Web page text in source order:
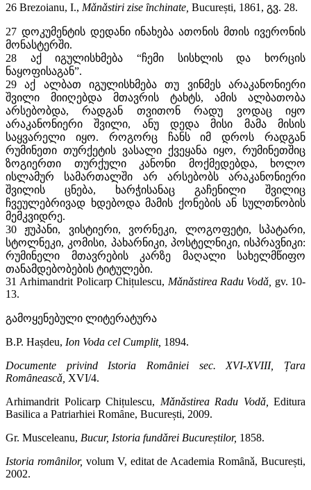
26 Brezoianu, I., Mǎnǎstiri zise ȋnchinate, București, 1861, გვ. 28.
27 დოკუმენტის დედანი ინახება ათონის მთის ივერონის
მონასტერში.
28 აქ იგულისხმება “ჩემი სისხლის და ხორცის
ნაყოფისაგან”.
29 აქ ალბათ იგულისხმება თუ ვინმეს არაკანონიერი
შვილი მიიღებდა მთავრის ტახტს, ამის ალბათობა
არსებობდა, რადგან თვითონ რადუ ვოდაც იყო
არაკანონიერი შვილი, ანუ დედა მისი მამა მისის
საყვარელი იყო. როგორც ჩანს იმ დროს რადგან
რუმინეთი თურქეტის ვასალი ქვეყანა იყო, რუმინეთშიც
ზოგიერთი თურქული კანონი მოქმედებდა, ხოლო
ისლამურ სამართალში არ არსებობს არაკანონიერი
შვილის ცნება, ხარჭისანაც გაჩენილი შვილიც
ჩვეულებრივად ხდებოდა მამის ქონების ან სულთნობის
მემკვიდრე.
30 ჟუპანი, ვისტიერი, ვორნეკი, ლოგოფეტი, სპატარი,
სტოლნეკი, კომისი, პახარნიკი, პოსტელნიკი, ისპრავნიკი:
რუმინელი მთავრების კარზე მაღალი სახელმწიფო
თანამდებობების ტიტულები.
31 Arhimandrit Policarp Chițulescu, Mǎnǎstirea Radu Vodǎ, gv. 10-
13.
გამოყენებული ლიტერატურა
B.P. Hașdeu, Ion Voda cel Cumplit, 1894.
Documente privind Istoria Romȃniei sec. XVI-XVIII, Țara
Romȃneascǎ, XVI/4.
Arhimandrit Policarp Chițulescu, Mǎnǎstirea Radu Vodǎ, Editura
Basilica a Patriarhiei Romȃne, București, 2009.
Gr. Musceleanu, Bucur, Istoria fundǎrei Bucureștilor, 1858.
Istoria romȃnilor, volum V, editat de Academia Romȃnǎ, București,
2002.